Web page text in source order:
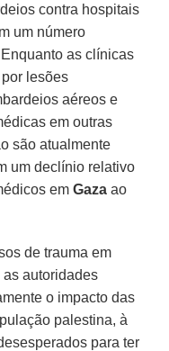
contra hospitais
um número
as clínicas
lesões
aéreos e
em outras
são atualmente
um declínio relativo
emGaza ao
de trauma em
as autoridades
o impacto das
palestina, à
para ter